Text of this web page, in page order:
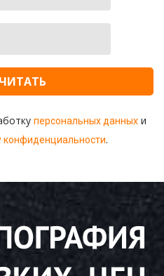
в Казани
персональных данныхи
конфиденциальности.